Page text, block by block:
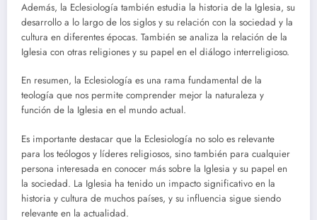
Además, la Eclesiología también estudia la historia de la Iglesia, su
desarrollo a lo largo de los siglos y su relación con la sociedad y la
cultura en diferentes épocas. También se analiza la relación de la
Iglesia con otras religiones y su papel en el diálogo interreligioso.
En resumen, la Eclesiología es una rama fundamental de la
teología que nos permite comprender mejor la naturaleza y
función de la Iglesia en el mundo actual.
Es importante destacar que la Eclesiología no solo es relevante
para los teólogos y líderes religiosos, sino también para cualquier
persona interesada en conocer más sobre la Iglesia y su papel en
la sociedad. La Iglesia ha tenido un impacto significativo en la
historia y cultura de muchos países, y su influencia sigue siendo
relevante en la actualidad.